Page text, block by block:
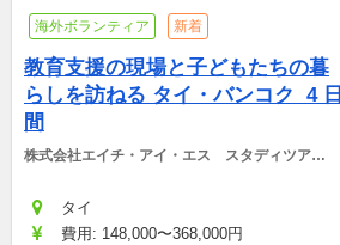
海外ボランティア 新着
教育支援の現場と子どもたちの暮
らしを訪ねる タイ・バンコク  4 日
間
株式会社エイチ・アイ・エス　スタディツアー
タイ
費用: 148,000〜368,000円